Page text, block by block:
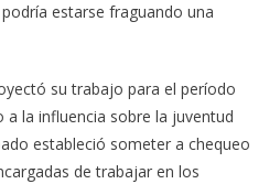
estarse fraguando una
su trabajo para el período
a la influencia sobre la juventud
estableció someter a chequeo
de trabajar en los